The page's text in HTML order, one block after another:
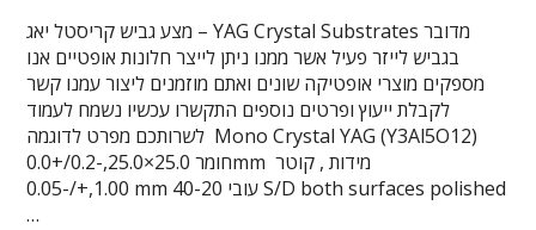
מצע גביש קריסטל יאג – YAG Crystal Substrates מדובר
בגביש לייזר פעיל אשר ממנו ניתן לייצר חלונות אופטיים אנו
מספקים מוצרי אופטיקה שונים ואתם מוזמנים ליצור עמנו קשר
לקבלת ייעוץ ופרטים נוספים התקשרו עכשיו נשמח לעמוד
לשרותכם מפרט לדוגמה Mono Crystal YAG (Y3Al5O12)
חומר 25.0×25.0,-0.2/+0.0mm מידות , קוטר
1.00,+/-0.05mm עובי 40-20 S/D both surfaces polished
…